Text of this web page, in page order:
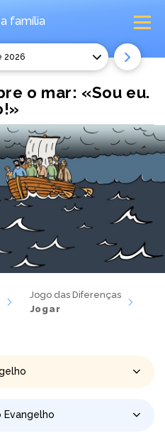
família
2026
o mar: «Sou eu.
Jogo das Diferenças
Jogar
Evangelho